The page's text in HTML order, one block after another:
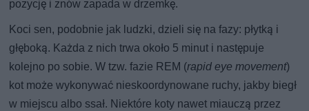
pozycję i znów zapada w drzemkę.
Koci sen, podobnie jak ludzki, dzieli się na fazy: płytką i
głęboką. Każda z nich trwa około 5 minut i następuje
kolejno po sobie. W tzw. fazie REM (rapid eye movement)
kot może wykonywać nieskoordynowane ruchy, jakby biegł
w miejscu albo ssał. Niektóre koty nawet miauczą przez